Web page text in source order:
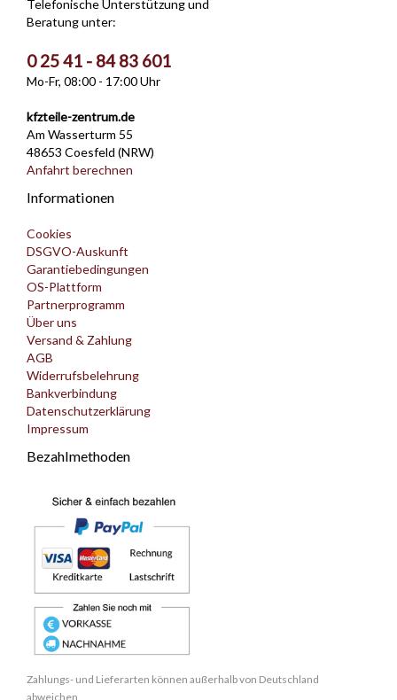
Telefonische Unterstützung und
Beratung unter:
0 25 41 - 84 83 601
Mo-Fr, 08:00 - 17:00 Uhr
kfzteile-zentrum.de
Am Wasserturm 55
48653 Coesfeld (NRW)
Anfahrt berechnen
Informationen
Cookies
DSGVO-Auskunft
Garantiebedingungen
OS-Plattform
Partnerprogramm
Über uns
Versand & Zahlung
AGB
Widerrufsbelehrung
Bankverbindung
Datenschutzerklärung
Impressum
Bezahlmethoden
Zahlungs- und Lieferarten können außerhalb von Deutschland
abweichen.